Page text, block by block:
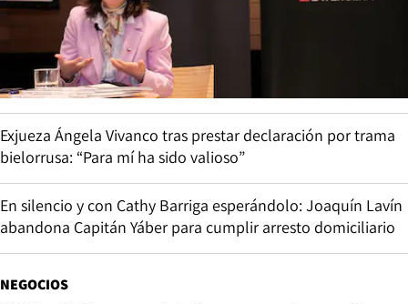
Exjueza Ángela Vivanco tras prestar declaración por trama
bielorrusa: “Para mí ha sido valioso”
En silencio y con Cathy Barriga esperándolo: Joaquín Lavín
abandona Capitán Yáber para cumplir arresto domiciliario
NEGOCIOS